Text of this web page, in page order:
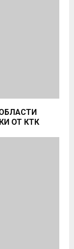
ОТ КТК